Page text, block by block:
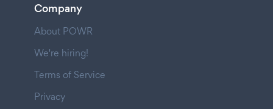
Company
About POWR
We're hiring!
Terms of Service
Privacy